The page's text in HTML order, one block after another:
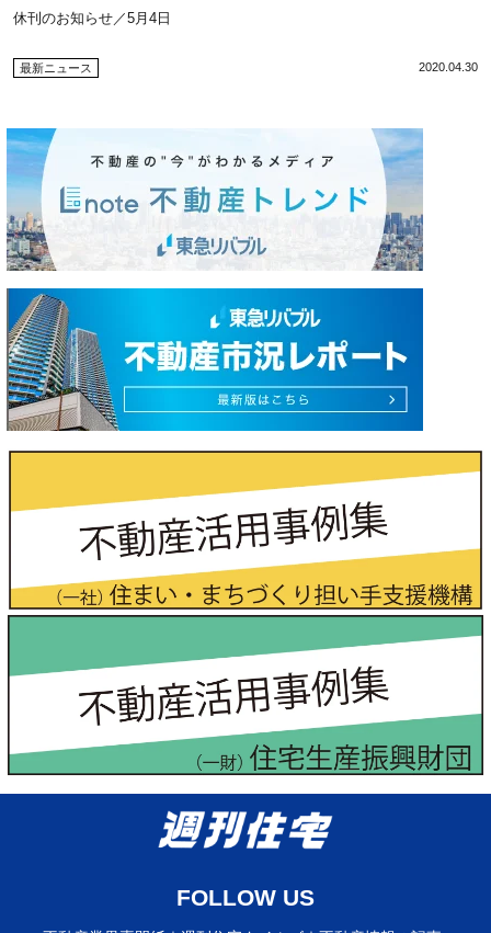
休刊のお知らせ／5月4日
最新ニュース 2020.04.30
FOLLOW US